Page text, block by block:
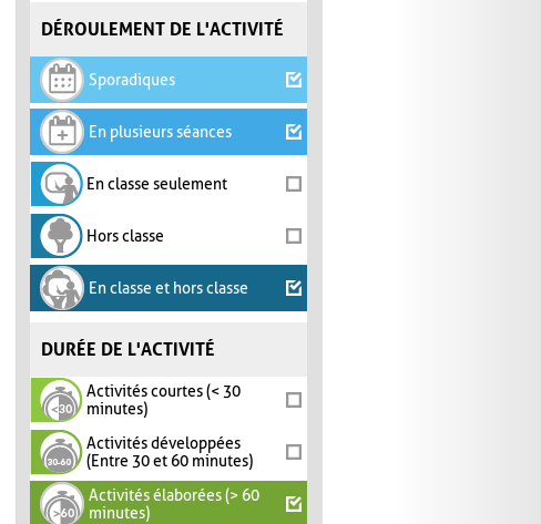
DÉROULEMENT DE L'ACTIVITÉ
Sporadiques
En plusieurs séances
En classe seulement
Hors classe
En classe et hors classe
DURÉE DE L'ACTIVITÉ
Activités courtes (< 30
minutes)
Activités développées
(Entre 30 et 60 minutes)
Activités élaborées (> 60
minutes)